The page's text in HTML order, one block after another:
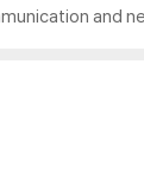
and